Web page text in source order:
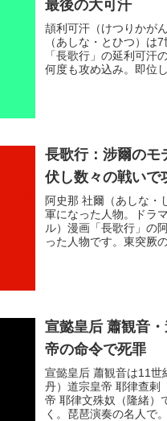
最後の大可汗
頡利可汗（けつりかが
（あしな・とひつ）は
「長歌行」の延利可汗
何度も攻め込み。即位
長歌行：涉爾のモ
伏し数々の戦いで
阿史那 社爾（あしな・
軍になった人物。ドラ
ル）漫画「長歌行」の
った人物です。東突厥
宣懿皇后 蕭観音
帝の命令で死罪
宣懿皇后 蕭観音は11世
丹）道宗皇帝 耶律查剌
帝 耶律文殊奴（隆緒）
く。琵琶演奏の名人で